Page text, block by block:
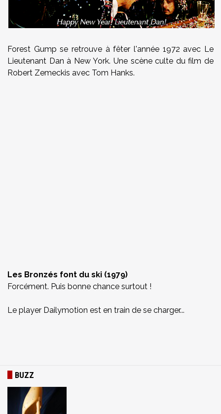
Forest Gump se retrouve à fêter l'année 1972 avec Le
Lieutenant Dan à New York. Une scène culte du film de
Robert Zemeckis avec Tom Hanks.
Les Bronzés font du ski (1979)
Forcément. Puis bonne chance surtout !
Le player Dailymotion est en train de se charger...
BUZZ